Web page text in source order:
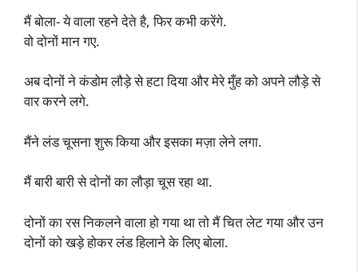
मैं बोला- ये वाला रहने देते है, फिर कभी करेंगे.
वो दोनों मान गए.
अब दोनों ने कंडोम लौड़े से हटा दिया और मेरे मुँह को अपने लौड़े से
वार करने लगे.
मैंने लंड चूसना शुरू किया और इसका मज़ा लेने लगा.
मैं बारी बारी से दोनों का लौड़ा चूस रहा था.
दोनों का रस निकलने वाला हो गया था तो मैं चित लेट गया और उन
दोनों को खड़े होकर लंड हिलाने के लिए बोला.